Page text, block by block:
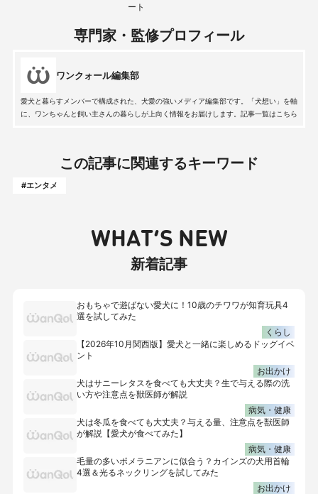
ート
専門家・監修プロフィール
ワンクォール編集部
愛犬と暮らすメンバーで構成された、犬愛の強いメディア編集部です。「犬想い」を軸
に、ワンちゃんと飼い主さんの暮らしが上向く情報をお届けします。記事一覧はこちら
この記事に関連するキーワード
#エンタメ
WHAT’S NEW
新着記事
おもちゃで遊ばない愛犬に！10歳のチワワが知育玩具4
選を試してみた
くらし
【2026年10月関西版】愛犬と一緒に楽しめるドッグイベ
ント
お出かけ
犬はサニーレタスを食べても大丈夫？生で与える際の洗
い方や注意点を獣医師が解説
病気・健康
犬は冬瓜を食べても大丈夫？与える量、注意点を獣医師
が解説【愛犬が食べてみた】
病気・健康
毛量の多いポメラニアンに似合う？カインズの犬用首輪
4選＆光るネックリングを試してみた
お出かけ